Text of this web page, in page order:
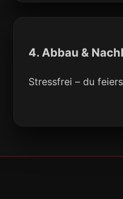
4. Abbau &
Stressfrei – du